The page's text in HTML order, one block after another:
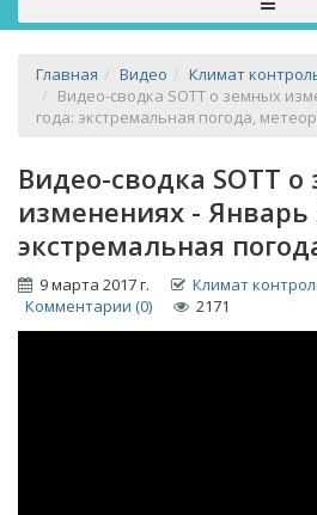
Главная Видео
Климат
Видео-сводка SOTT о земных
года: экстремальная погода,
Видео-сводка SOTT
изменениях - Январь
экстремальная
9 марта 2017 г.
Климат
Комментарии (0)
2171